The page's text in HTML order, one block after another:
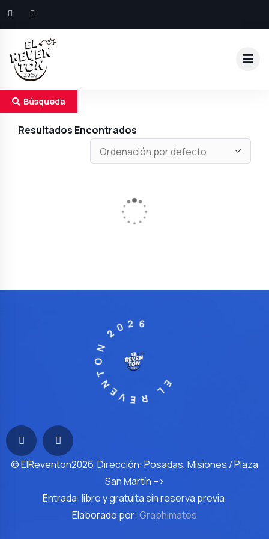
Búsqueda
Resultados Encontrados
EL REVENTON 2026
© ElReventon2026 Dirección: Posadas, Misiones / Plaza
San Martín –>
Entrada: libre y gratuita sin reserva previa
Elaborado por: Graphimates